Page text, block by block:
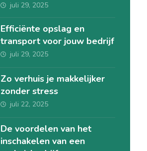
juli 29, 2025
Efficiënte opslag en
transport voor jouw bedrijf
juli 29, 2025
Zo verhuis je makkelijker
zonder stress
juli 22, 2025
De voordelen van het
inschakelen van een